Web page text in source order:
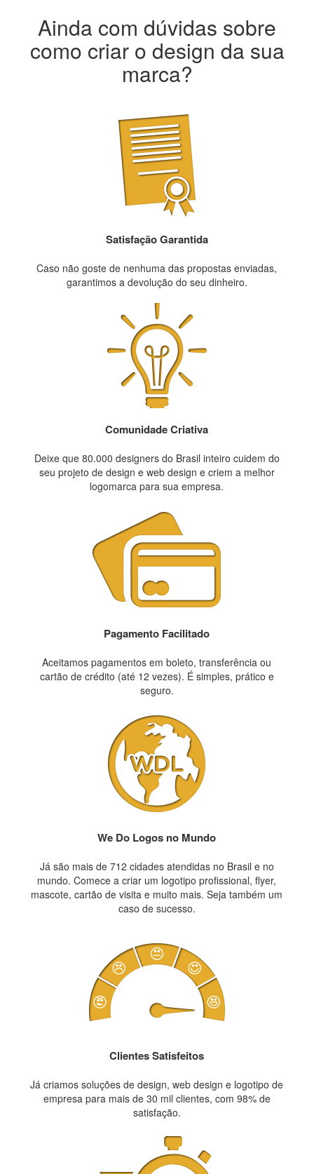
Ainda com dúvidas sobre
como criar o design da sua
marca?
Satisfação Garantida
Caso não goste de nenhuma das propostas enviadas,
garantimos a devolução do seu dinheiro.
Comunidade Criativa
Deixe que 80.000 designers do Brasil inteiro cuidem do
seu projeto de design e web design e criem a melhor
logomarca para sua empresa.
Pagamento Facilitado
Aceitamos pagamentos em boleto, transferência ou
cartão de crédito (até 12 vezes). É simples, prático e
seguro.
We Do Logos no Mundo
Já são mais de 712 cidades atendidas no Brasil e no
mundo. Comece a criar um logotipo profissional, flyer,
mascote, cartão de visita e muito mais. Seja também um
caso de sucesso.
Clientes Satisfeitos
Já criamos soluções de design, web design e logotipo de
empresa para mais de 30 mil clientes, com 98% de
satisfação.